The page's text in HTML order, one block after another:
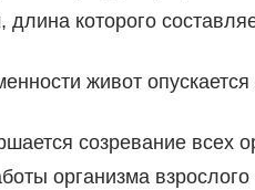
которого
живот
созревание всех
организма